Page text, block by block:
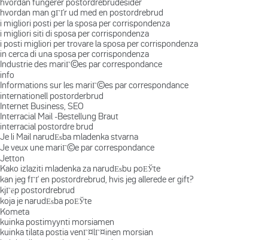
hvordan fungerer postordrebrudesider
hvordan man gГҐr ud med en postordrebrud
i migliori posti per la sposa per corrispondenza
i migliori siti di sposa per corrispondenza
i posti migliori per trovare la sposa per corrispondenza
in cerca di una sposa per corrispondenza
Industrie des mariГ©es par correspondance
info
Informations sur les mariГ©es par correspondance
internationell postorderbrud
Internet Business, SEO
Interracial Mail -Bestellung Braut
interracial postordre brud
Je li Mail narudЕѕba mladenka stvarna
Je veux une mariГ©e par correspondance
Jetton
Kako izlaziti mladenka za narudЕѕbu poЕЎte
kan jeg fГҐ en postordrebrud, hvis jeg allerede er gift?
kjГёp postordrebrud
koja je narudЕѕba poЕЎte
Kometa
kuinka postimyynti morsiamen
kuinka tilata postia venГ¤lГ¤inen morsian